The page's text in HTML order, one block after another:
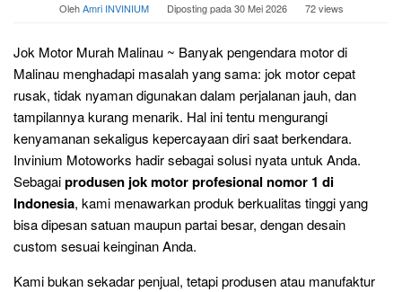
OlehAmri INVINIUM Diposting pada30 Mei 2026 72 views
Jok Motor Murah Malinau ~ Banyak pengendara motor di
Malinau menghadapi masalah yang sama: jok motor cepat
rusak, tidak nyaman digunakan dalam perjalanan jauh, dan
tampilannya kurang menarik. Hal ini tentu mengurangi
kenyamanan sekaligus kepercayaan diri saat berkendara.
Invinium Motoworks hadir sebagai solusi nyata untuk Anda.
Sebagaiprodusen jok motor profesional nomor 1 di
Indonesia, kami menawarkan produk berkualitas tinggi yang
bisa dipesan satuan maupun partai besar, dengan desain
custom sesuai keinginan Anda.
Kami bukan sekadar penjual, tetapi produsen atau manufaktur